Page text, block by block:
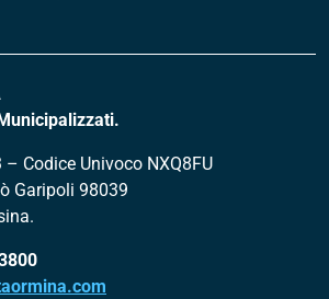
– Codice Univoco NXQ8FU
Garipoli 98039